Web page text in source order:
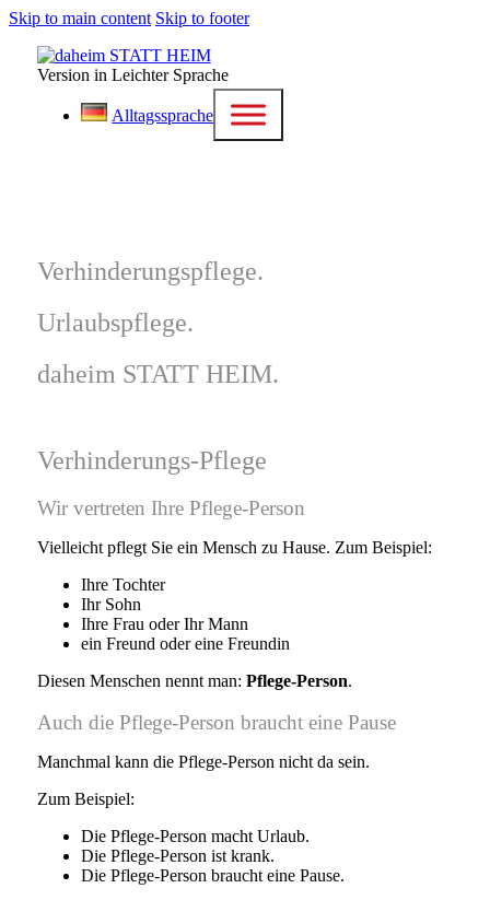
Skip to main content Skip to footer
Version in Leichter Sprache
Alltagssprache
Verhinderungspflege.
Urlaubspflege.
daheim STATT HEIM.
Verhinderungs-Pflege
Wir vertreten Ihre Pflege-Person
Vielleicht pflegt Sie ein Mensch zu Hause. Zum Beispiel:
Ihre Tochter
Ihr Sohn
Ihre Frau oder Ihr Mann
ein Freund oder eine Freundin
Diesen Menschen nennt man: Pflege-Person.
Auch die Pflege-Person braucht eine Pause
Manchmal kann die Pflege-Person nicht da sein.
Zum Beispiel:
Die Pflege-Person macht Urlaub.
Die Pflege-Person ist krank.
Die Pflege-Person braucht eine Pause.